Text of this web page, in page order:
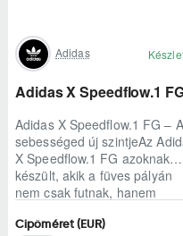
Adidas
Adidas X Speedflow.1
Adidas X Speedflow.1 FG – A
sebességed új szintjeAz
X Speedflow.1 FG azoknak
készült, akik a füves pályán
nem csak futnak, hanem
Cipőméret (EUR)